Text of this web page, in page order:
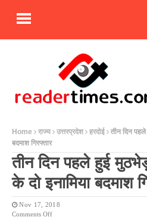
Home राज्य उत्तरप्रदेश हरदोई
तीन दिन
बदमाश गिरफ्तार
तीन दिन पहले हुई
के दो इनामिया बदमाश
Nov 17, 2018
Comments OffOn